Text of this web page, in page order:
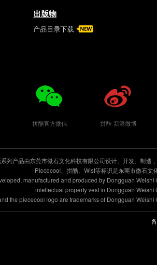
出版物
产品目录下载
拼酷-新浪微博
拼酷官方微信
列产品由东莞市微石文化科技有限公司设计、开发、制造
Piececool、拼酷、Wist等标识是东莞市微石文
manufactured and produced by Dongguan Weishi
intellectual property vest in Dongguan Weishi
the piececool logo are trademarks of Dongguan Weishi